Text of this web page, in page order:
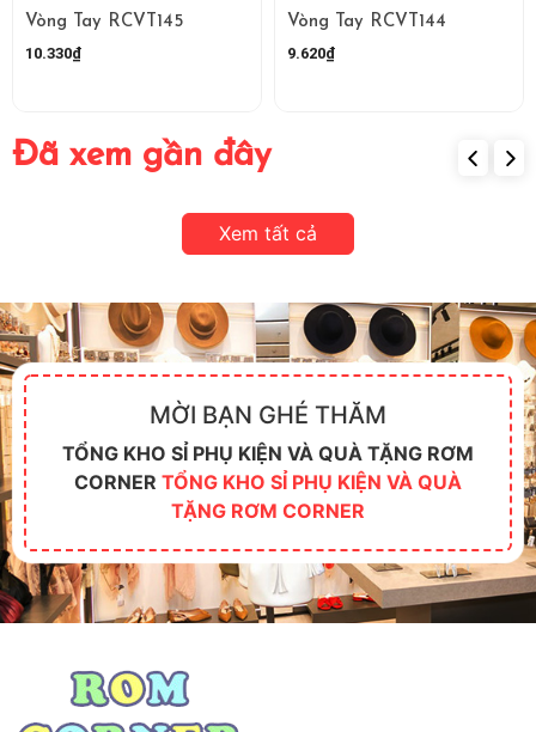
Vòng Tay RCVT145
10.330₫
Vòng Tay RCVT144
9.620₫
Đã xem gần đây
Xem tất cả
MỜI BẠN GHÉ THĂM
TỔNG KHO SỈ PHỤ KIỆN VÀ QUÀ TẶNG RƠM
CORNER TỔNG KHO SỈ PHỤ KIỆN VÀ QUÀ
TẶNG RƠM CORNER